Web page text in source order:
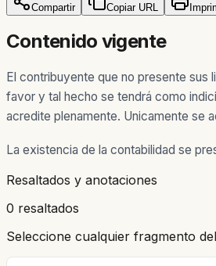
Compartir Copiar URL
Contenido vigente
El contribuyente que no presente sus
favor y tal hecho se tendrá como
acredite plenamente. Unicamente se
La existencia de la contabilidad se
Resaltados y anotaciones
0 resaltados
Seleccione cualquier fragmento